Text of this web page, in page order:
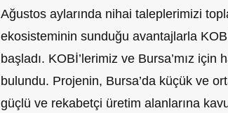
Ağustos aylarında nihai taleplerimizi
ekosisteminin sunduğu avantajlarla
başladı. KOBİ’lerimiz ve Bursa’mız için
bulundu. Projenin, Bursa’da küçük ve
güçlü ve rekabetçi üretim alanlarına